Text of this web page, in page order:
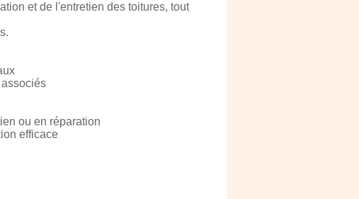
et de l'entretien des toitures, tout
ou en réparation
efficace